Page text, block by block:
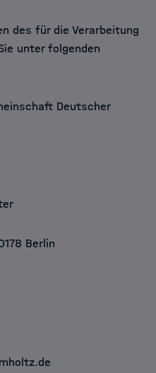
des für die Verarbeitung
unter folgenden
Deutscher
Berlin